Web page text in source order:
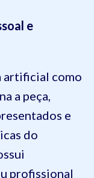
e
artificial como
a peça,
e
do
profissional